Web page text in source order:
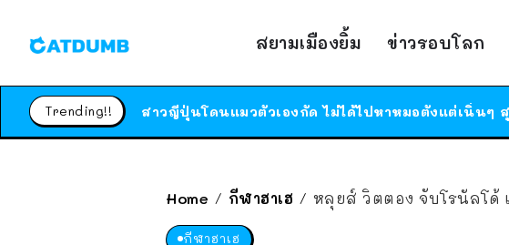
สยามเมืองยิ้ม ข่าวรอบโลก
Trending!!
Home / กีฬาฮาเฮ / หลุยส์ วิตตอง จับโรนัลโด้
กีฬาฮาเฮ